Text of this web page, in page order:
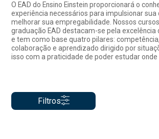
O EAD do Ensino Einstein proporcionará o
experiência necessários para impulsionar sua
melhorar sua empregabilidade. Nossos
graduação EAD destacam-se pela excelência
e tem como base quatro pilares:
colaboração e aprendizado dirigido por
isso com a praticidade de poder estudar onde
Filtros